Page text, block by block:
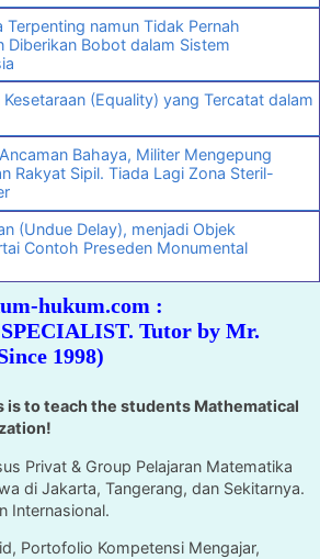
Terpenting namun Tidak Pernah
Diberikan Bobot dalam Sistem
(Equality) yang Tercatat dalam
Bahaya, Militer Mengepung
Rakyat Sipil. Tiada Lagi Zona Steril-
(Undue Delay), menjadi Objek
Contoh Preseden Monumental
hukum.com :
Tutor by Mr.
1998)
is to teach the students Mathematical
Privat & Group Pelajaran Matematika
di Jakarta, Tangerang, dan Sekitarnya.
Internasional.
Portofolio Kompetensi Mengajar,